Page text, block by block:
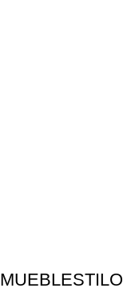
MUEBLESTILO